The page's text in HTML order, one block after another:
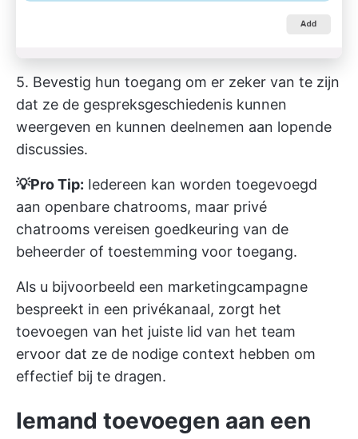
5. Bevestig hun toegang om er zeker van te zijn
dat ze de gespreksgeschiedenis kunnen
weergeven en kunnen deelnemen aan lopende
discussies.
💡Pro Tip: Iedereen kan worden toegevoegd
aan openbare chatrooms, maar privé
chatrooms vereisen goedkeuring van de
beheerder of toestemming voor toegang.
Als u bijvoorbeeld een marketingcampagne
bespreekt in een privékanaal, zorgt het
toevoegen van het juiste lid van het team
ervoor dat ze de nodige context hebben om
effectief bij te dragen.
Iemand toevoegen aan een